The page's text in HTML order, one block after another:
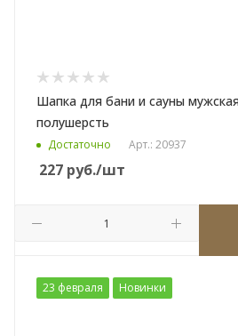
Шапка для бани и сауны
полушерсть
Достаточно Арт.: 20937
227 руб./шт
23 февраля Новинки